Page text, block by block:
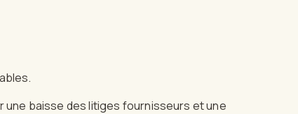
baisse des litiges fournisseurs et une